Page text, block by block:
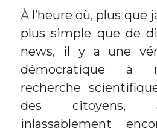
À l’heure où, plus que
plus simple que de
news, il y a une
démocratique à
recherche
des citoyens,
inlassablement